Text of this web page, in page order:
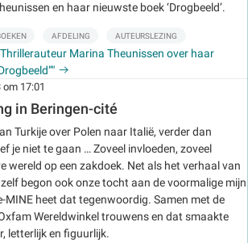
en haar nieuwste boek ‘Drogbeeld’.
AFDELING AUTEURSLEZING
Marina Theunissen over haar
17:01
in Beringen-cité
Turkije over Polen naar Italië, verder dan
je niet te gaan … Zoveel invloeden, zoveel
wereld op een zakdoek. Net als het verhaal van
begon ook onze tocht aan de voormalige mijn
MINE heet dat tegenwoordig. Samen met de
Wereldwinkel trouwens en dat smaakte
letterlijk en figuurlijk.